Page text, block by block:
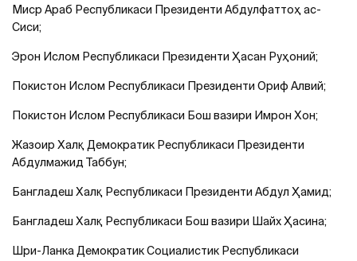
Миср Араб Республикаси Президенти Абдулфаттоҳ ас-
Сиси;
Эрон Ислом Республикаси Президенти Ҳасан Руҳоний;
Покистон Ислом Республикаси Президенти Ориф Алвий;
Покистон Ислом Республикаси Бош вазири Имрон Хон;
Жазоир Халқ Демократик Республикаси Президенти
Абдулмажид Таббун;
Бангладеш Халқ Республикаси Президенти Абдул Ҳамид;
Бангладеш Халқ Республикаси Бош вазири Шайх Ҳасина;
Шри-Ланка Демократик Социалистик Республикаси